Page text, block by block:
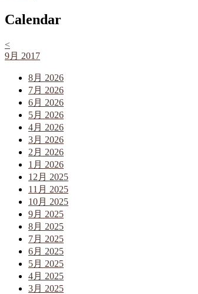
Calendar
<
9月 2017
8月 2026
7月 2026
6月 2026
5月 2026
4月 2026
3月 2026
2月 2026
1月 2026
12月 2025
11月 2025
10月 2025
9月 2025
8月 2025
7月 2025
6月 2025
5月 2025
4月 2025
3月 2025